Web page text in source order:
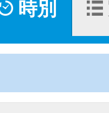
時別